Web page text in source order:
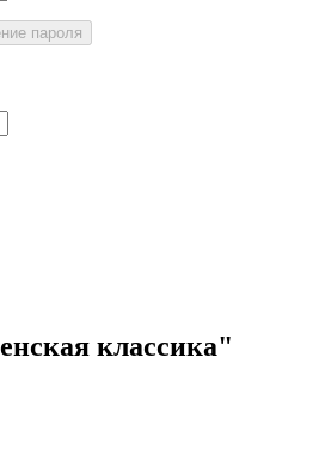
пароля
классика"